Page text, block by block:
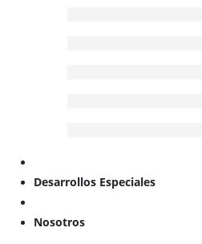
Desarrollos Especiales
Nosotros